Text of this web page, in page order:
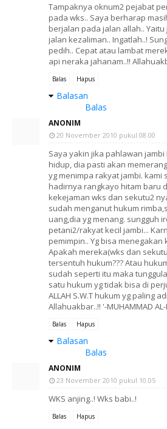
Tampaknya oknum2 pejabat
pada wks.. Saya berharap
berjalan pada jalan allah..
jalan kezaliman.. Ingatlah..!
pedih.. Cepat atau lambat
api neraka jahanam..!!
Balas Hapus
Balasan
Balas
ANONIM
20 November 2010 pukul 08.00
Saya yakin jika pahlawan
hidup, dia pasti akan
yg menimpa rakyat jambi. kami
hadirnya rangkayo hitam baru
kekejaman wks dan sekutu2
sudah menganut hukum
uang,dia yg menang. sungguh
petani2/rakyat kecil jambi...
pemimpin.. Yg bisa
Apakah mereka(wks dan
tersentuh hukum??? Atau
sudah seperti itu maka
satu hukum yg tidak bisa di
ALLAH S.W.T hukum yg paling
Allahuakbar..!! '-MUHAMMAD AL-
Balas Hapus
Balasan
Balas
ANONIM
23 November 2010 pukul 10.05
WKS anjing..! Wks babi..!
Balas Hapus